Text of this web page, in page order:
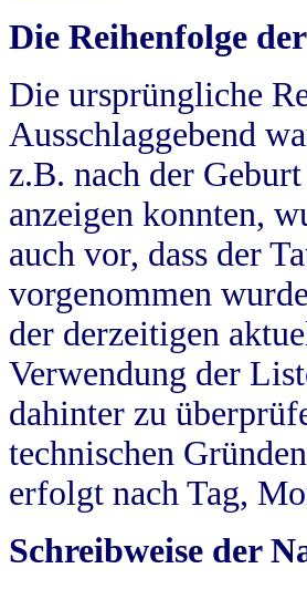
Die Reihenfolge
Die ursprüngliche
Ausschlaggebend
z.B. nach der
anzeigen konnten,
auch vor, dass der
vorgenommen
der derzeitigen
Verwendung der
dahinter zu
technischen
erfolgt nach Tag,
Schreibweise der